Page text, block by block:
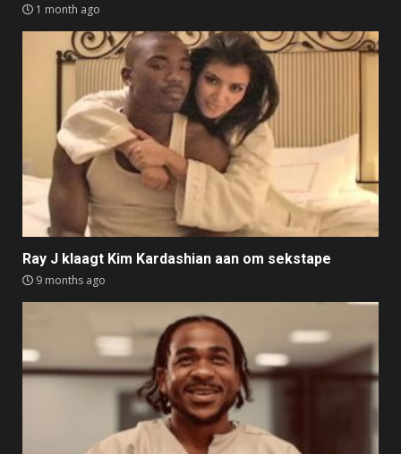
1 month ago
Ray J klaagt Kim Kardashian aan om sekstape
9 months ago